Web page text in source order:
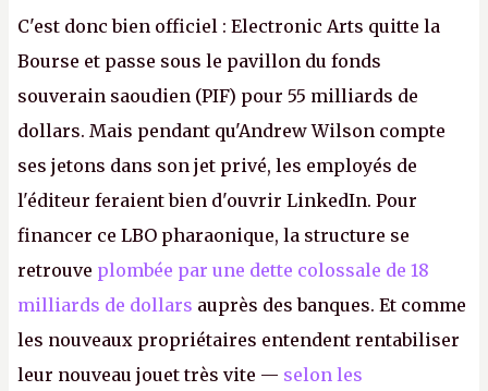
C'est donc bien officiel : Electronic Arts quitte la
Bourse et passe sous le pavillon du fonds
souverain saoudien (PIF) pour 55 milliards de
dollars. Mais pendant qu'Andrew Wilson compte
ses jetons dans son jet privé, les employés de
l'éditeur feraient bien d'ouvrir LinkedIn. Pour
financer ce LBO pharaonique, la structure se
retrouve plombée par une dette colossale de 18
milliards de dollars auprès des banques. Et comme
les nouveaux propriétaires entendent rentabiliser
leur nouveau jouet très vite — selon les